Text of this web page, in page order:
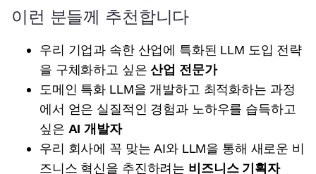
이런 분들께 추천합니다
우리 기업과 속한 산업에 특화된 LLM 도입 전략
을 구체화하고 싶은산업 전문가
도메인 특화 LLM을 개발하고 최적화하는 과정
에서 얻은 실질적인 경험과 노하우를 습득하고
싶은 AI 개발자
우리 회사에 꼭 맞는 AI와 LLM을 통해 새로운 비
즈니스 혁신을 추진하려는 비즈니스 기획자